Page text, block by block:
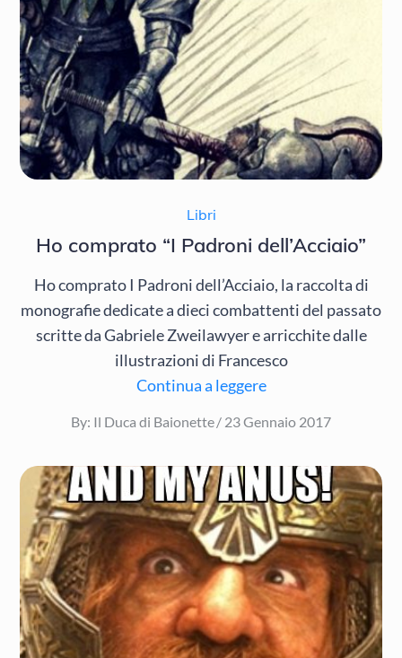
Libri
Ho comprato “I Padroni dell’Acciaio”
Ho comprato I Padroni dell’Acciaio, la raccolta di
monografie dedicate a dieci combattenti del passato
scritte da Gabriele Zweilawyer e arricchite dalle
illustrazioni di Francesco
Continua a leggere
By: Il Duca di Baionette
Posted
23 Gennaio 2017